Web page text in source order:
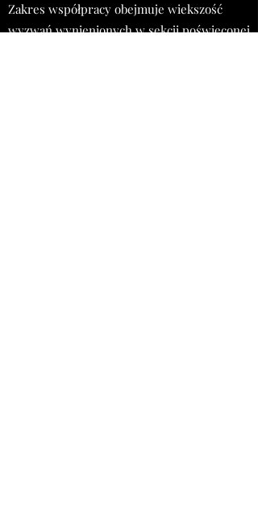
Zakres współpracy obejmuje wiekszość
wyzwań wynienionych w sekcji poświęconej